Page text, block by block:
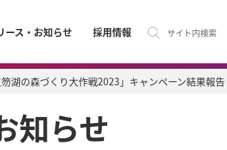
ース・お知らせ 採用情報 サイト内検索
笏湖の森づくり大作戦2023」キャンペーン結果報告
知らせ